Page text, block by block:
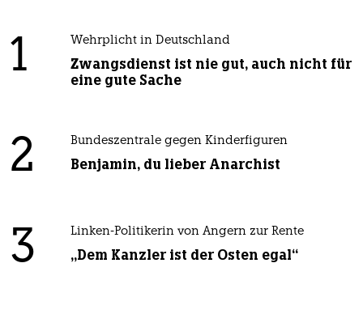
1 Wehrplicht in Deutschland
Zwangsdienst ist nie gut, auch nicht für
eine gute Sache
2 Bundeszentrale gegen Kinderfiguren
Benjamin, du lieber Anarchist
3 Linken-Politikerin von Angern zur Rente
„Dem Kanzler ist der Osten egal“